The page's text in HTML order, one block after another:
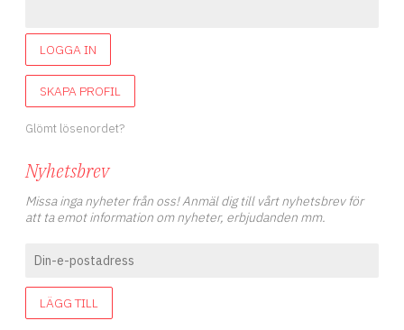
LOGGA IN
SKAPA PROFIL
Glömt lösenordet?
Nyhetsbrev
Missa inga nyheter från oss! Anmäl dig till vårt nyhetsbrev för
att ta emot information om nyheter, erbjudanden mm.
LÄGG TILL